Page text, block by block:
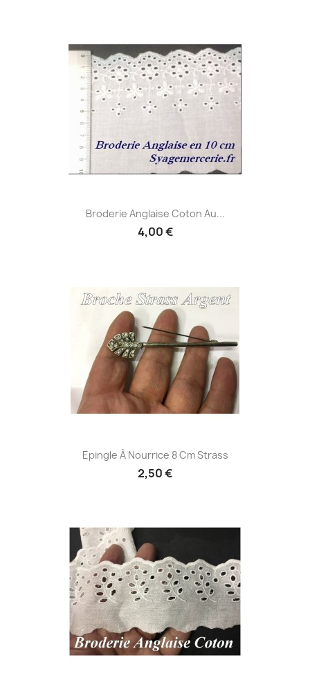
Broderie Anglaise Coton Au...
4,00 €
Epingle À Nourrice 8 Cm Strass
2,50 €